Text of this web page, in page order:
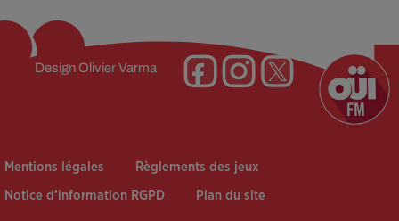
Design Olivier Varma
Mentions légales Règlements des jeux
Notice d’information RGPD Plan du site